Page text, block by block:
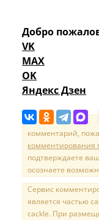
Добро
VK
MAX
OK
Яндекс Дзен
комментарий,
комментирования
подтверждаете
осознаете
Сервис
является частью
cackle. При